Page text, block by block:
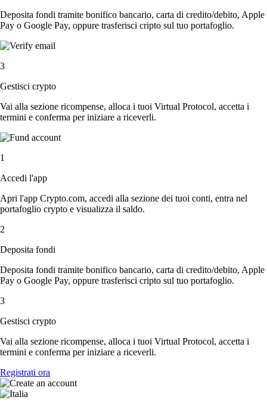
Deposita fondi tramite bonifico bancario, carta di credito/debito, Apple
Pay o Google Pay, oppure trasferisci cripto sul tuo portafoglio.
3
Gestisci crypto
Vai alla sezione ricompense, alloca i tuoi Virtual Protocol, accetta i
termini e conferma per iniziare a riceverli.
1
Accedi l'app
Apri l'app Crypto.com, accedi alla sezione dei tuoi conti, entra nel
portafoglio crypto e visualizza il saldo.
2
Deposita fondi
Deposita fondi tramite bonifico bancario, carta di credito/debito, Apple
Pay o Google Pay, oppure trasferisci cripto sul tuo portafoglio.
3
Gestisci crypto
Vai alla sezione ricompense, alloca i tuoi Virtual Protocol, accetta i
termini e conferma per iniziare a riceverli.
Registrati ora